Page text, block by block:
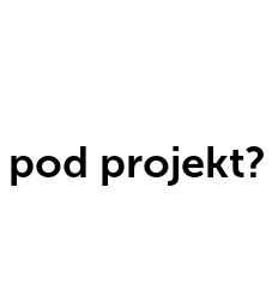
projekt?